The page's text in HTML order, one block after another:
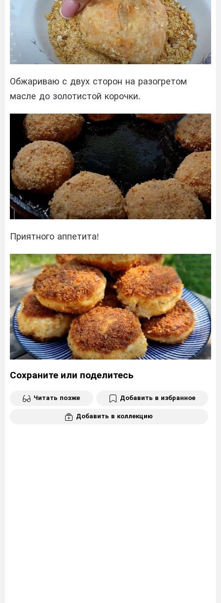
Обжариваю с двух сторон на разогретом
масле до золотистой корочки.
Приятного аппетита!
Сохраните или поделитесь
Читать позже Добавить в избранное
Добавить в коллекцию